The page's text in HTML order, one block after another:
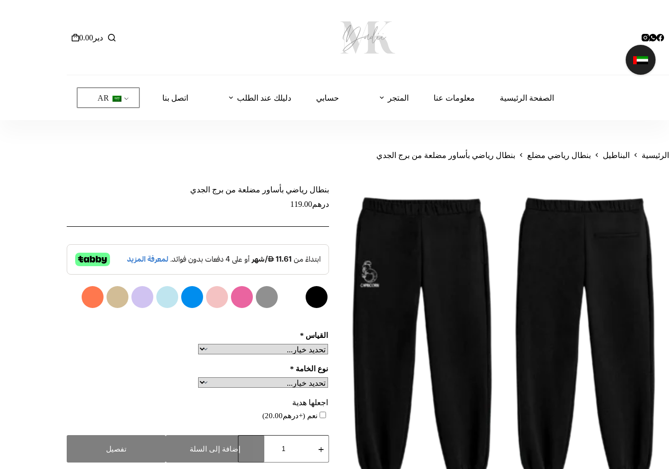
عربة
دير 0.00
الصفحة الرئيسية معلومات عنا المتجر حسابي دليلك عند الطلب اتصل بنا
الرئيسية البناطيل بنطال رياضي مضلع بنطال رياضي بأساور مضلعة من برج الجدي
بنطال رياضي بأساور مضلعة من برج الجدي
درهم119.00
القياس*
نوع الخامة*
اجعلها هدية
نعم(+درهم20.00
)
Capricorn
Knitt
إضافة إلى السلة تفصيل